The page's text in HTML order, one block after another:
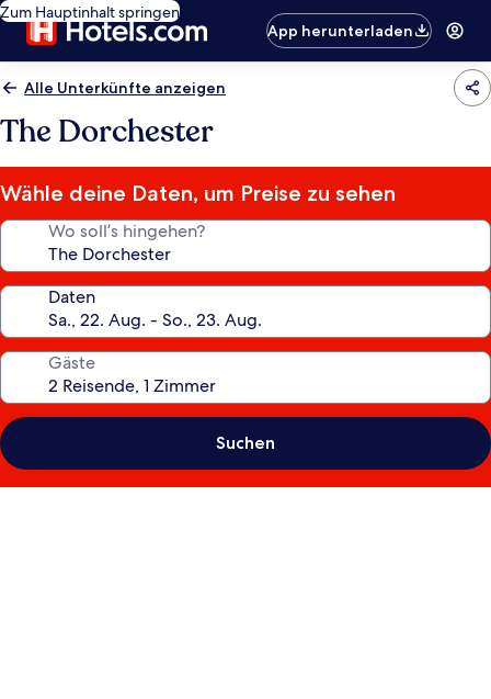
Zum Hauptinhalt springen
App herunterladen
Alle Unterkünfte anzeigen
The Dorchester
Wähle deine Daten, um Preise zu sehen
Wo soll’s hingehen?
Daten
Gäste
Suchen